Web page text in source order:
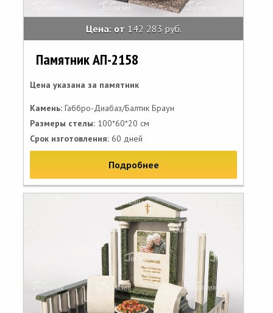
Цена: от 142 283 руб.
Памятник АП-2158
Цена указана за памятник
Камень: Габбро-Диабаз/Балтик Браун
Размеры стелы: 100*60*20 см
Срок изготовления: 60 дней
Подробнее